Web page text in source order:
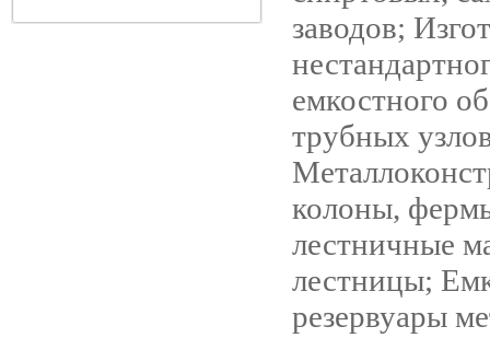
заводов;
емкостного
трубных
колоны,
лестничные
лестницы;
резервуары